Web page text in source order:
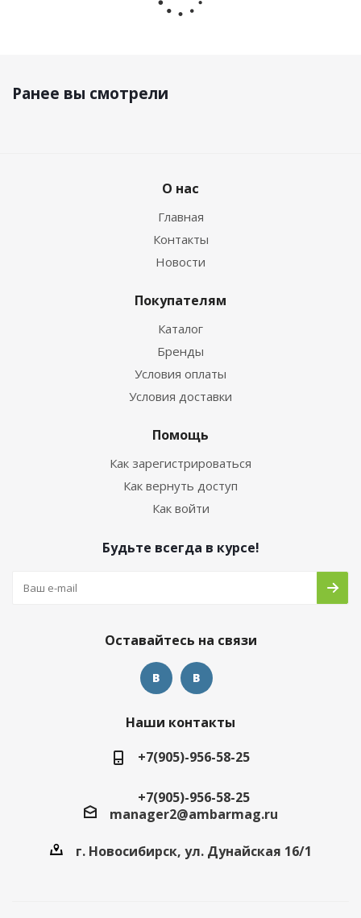
Ранее вы смотрели
О нас
Главная
Контакты
Новости
Покупателям
Каталог
Бренды
Условия оплаты
Условия доставки
Помощь
Как зарегистрироваться
Как вернуть доступ
Как войти
Будьте всегда в курсе!
Оставайтесь на связи
Наши контакты
+7(905)-956-58-25
+7(905)-956-58-25
manager2@ambarmag.ru
г. Новосибирск, ул. Дунайская 16/1